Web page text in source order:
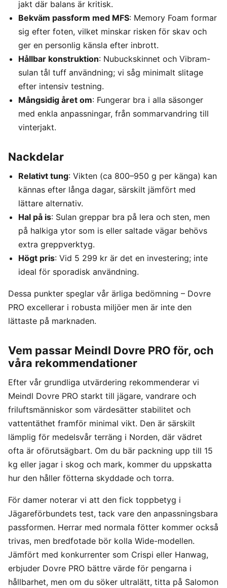
jakt där balans är kritisk.
Bekväm passform med MFS: Memory Foam formar
sig efter foten, vilket minskar risken för skav och
ger en personlig känsla efter inbrott.
Hållbar konstruktion: Nubuckskinnet och Vibram-
sulan tål tuff användning; vi såg minimalt slitage
efter intensiv testning.
Mångsidig året om: Fungerar bra i alla säsonger
med enkla anpassningar, från sommarvandring till
vinterjakt.
Nackdelar
Relativt tung: Vikten (ca 800–950 g per känga) kan
kännas efter långa dagar, särskilt jämfört med
lättare alternativ.
Hal på is: Sulan greppar bra på lera och sten, men
på halkiga ytor som is eller saltade vägar behövs
extra greppverktyg.
Högt pris: Vid 5 299 kr är det en investering; inte
ideal för sporadisk användning.
Dessa punkter speglar vår ärliga bedömning – Dovre
PRO excellerar i robusta miljöer men är inte den
lättaste på marknaden.
Vem passar Meindl Dovre PRO för, och
våra rekommendationer
Efter vår grundliga utvärdering rekommenderar vi
Meindl Dovre PRO starkt till jägare, vandrare och
friluftsmänniskor som värdesätter stabilitet och
vattentäthet framför minimal vikt. Den är särskilt
lämplig för medelsvår terräng i Norden, där vädret
ofta är oförutsägbart. Om du bär packning upp till 15
kg eller jagar i skog och mark, kommer du uppskatta
hur den håller fötterna skyddade och torra.
För damer noterar vi att den fick toppbetyg i
Jägareförbundets test, tack vare den anpassningsbara
passformen. Herrar med normala fötter kommer också
trivas, men bredfotade bör kolla Wide-modellen.
Jämfört med konkurrenter som Crispi eller Hanwag,
erbjuder Dovre PRO bättre värde för pengarna i
hållbarhet, men om du söker ultralätt, titta på Salomon